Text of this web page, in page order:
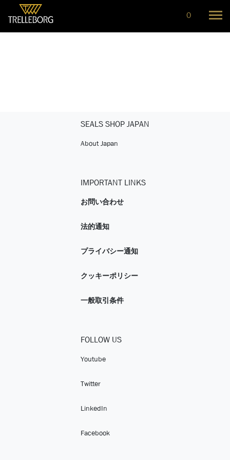
0
SEALS SHOP JAPAN
About Japan
IMPORTANT LINKS
お問い合わせ
法的通知
プライバシー通知
クッキーポリシー
一般取引条件
FOLLOW US
Youtube
Twitter
LinkedIn
Facebook